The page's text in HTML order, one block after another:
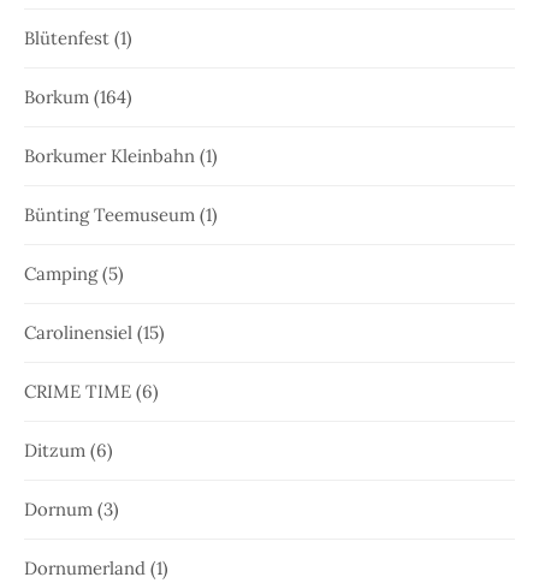
Blütenfest (1)
Borkum (164)
Borkumer Kleinbahn (1)
Bünting Teemuseum (1)
Camping(5)
Carolinensiel (15)
CRIME TIME (6)
Ditzum (6)
Dornum (3)
Dornumerland (1)